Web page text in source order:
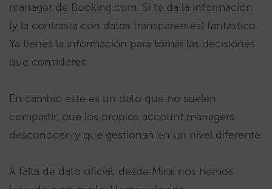
manager de Booking.com. Si te da la información
(y la contrasta con datos transparentes) fantástico.
Ya tienes la información para tomar las decisiones
que consideres.
En cambio este es un dato que no suelen
compartir, que los propios account managers
desconocen y que gestionan en un nivel diferente.
A falta de dato oficial, desde Mirai nos hemos